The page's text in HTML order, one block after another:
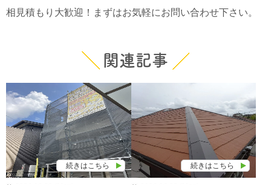
相見積もり大歓迎！まずはお気軽にお問い合わせ下さい。
関連記事
続きはこちら 続きはこちら